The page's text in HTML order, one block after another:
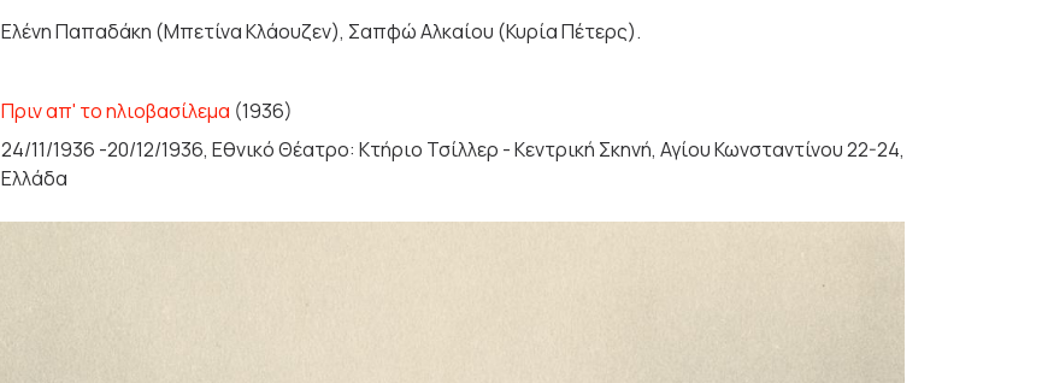
Ελένη Παπαδάκη (Μπετίνα Κλάουζεν), Σαπφώ Αλκαίου (Κυρία Πέτερς).
Πριν απ' το ηλιοβασίλεμα (1936)
24/11/1936 -20/12/1936, Εθνικό Θέατρο: Κτήριο Τσίλλερ - Κεντρική Σκηνή, Αγίου Κωνσταντίνου 22-24,
Ελλάδα